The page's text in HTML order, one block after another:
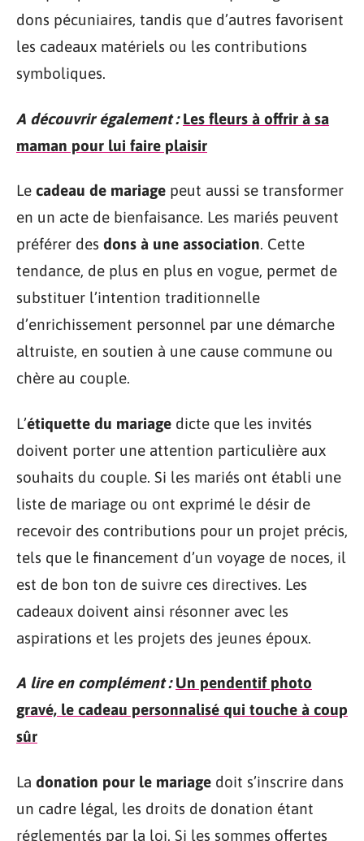
dons pécuniaires, tandis que d’autres favorisent
les cadeaux matériels ou les contributions
symboliques.
A découvrir également : Les fleurs à offrir à sa
maman pour lui faire plaisir
Le cadeau de mariage peut aussi se transformer
en un acte de bienfaisance. Les mariés peuvent
préférer des dons à une association. Cette
tendance, de plus en plus en vogue, permet de
substituer l’intention traditionnelle
d’enrichissement personnel par une démarche
altruiste, en soutien à une cause commune ou
chère au couple.
L’étiquette du mariage dicte que les invités
doivent porter une attention particulière aux
souhaits du couple. Si les mariés ont établi une
liste de mariage ou ont exprimé le désir de
recevoir des contributions pour un projet précis,
tels que le financement d’un voyage de noces, il
est de bon ton de suivre ces directives. Les
cadeaux doivent ainsi résonner avec les
aspirations et les projets des jeunes époux.
A lire en complément : Un pendentif photo
gravé, le cadeau personnalisé qui touche à coup
sûr
La donation pour le mariage doit s’inscrire dans
un cadre légal, les droits de donation étant
réglementés par la loi. Si les sommes offertes